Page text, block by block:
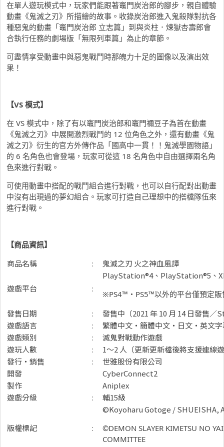
在單人遊玩模式中，玩家們能跟著竈門炭治郎的腳步，親自體驗
動畫《鬼滅之刃》所描繪的故事。收錄炭治郎進入鬼殺隊對抗各
種惡鬼的動畫「竈門炭治郎 立志篇」到與炎柱．煉獄杏壽郎會
合執行任務的劇場版「無限列車篇」為止的章節。
可盡情享受動畫中與惡鬼戰鬥時那魄力十足的圖像以及演出效
果！
【VS 模式】
在 VS 模式中，除了有以竈門炭治郎和竈門禰豆子為首在動畫
《鬼滅之刃》中展開激烈戰鬥的 12 位角色之外，還有動畫《鬼
滅之刃》衍生的官方外傳作品「國高中一貫！！鬼滅學園物語」
的 6 名角色也會登場，玩家可從這 18 名角色中自由選擇兩名角
色來進行對戰。
可使用動畫中搭配的戰鬥組合進行對戰，也可以自行配對出動畫
中沒有出現過的夢幻組合。玩家可打造自己理想中的搭檔隊伍來
進行對戰。
【商品資訊】
商品名稱 : 鬼滅之刃 火之神血風譚
遊戲平台 :
PlayStation®4、PlayStation®5、
※PS4™・PS5™以外的平台僅預定販
發售日期 :
發售中（2021 年 10 月 14 日發售／
遊戲語言
:
繁體中文・簡體中文・日文・英文
遊戲類別
:
滅鬼對戰動作遊戲
遊玩人數
:
1～2 人（更新更新檔後將支援連線
發行・銷售
:
世雅股份有限公司
開發
CyberConnect2
製作
Aniplex
遊戲分級
: 輔15級
版權標記 :
©Koyoharu Gotoge / SHUEISHA,
©DEMON SLAYER KIMETSU NO
COMMITTEE